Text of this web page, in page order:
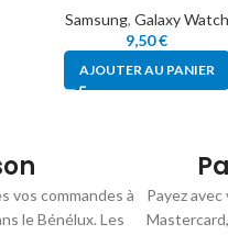
Samsung, Galaxy Watch
9,50€
AJOUTER AU PANIER
vos commandes à
le Bénélux. Les
Payez